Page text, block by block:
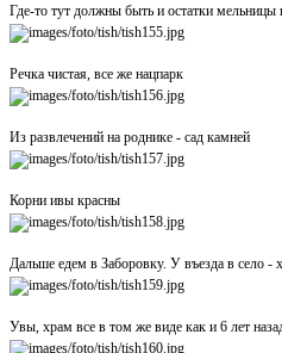
Где-то тут должны быть и остатки
Речка чистая, все же нацпарк
Из развлечений на роднике - сад камней
Корни ивы красны
Дальше едем в Заборовку. У въезда в село
Увы, храм все в том же виде как и 6 лет